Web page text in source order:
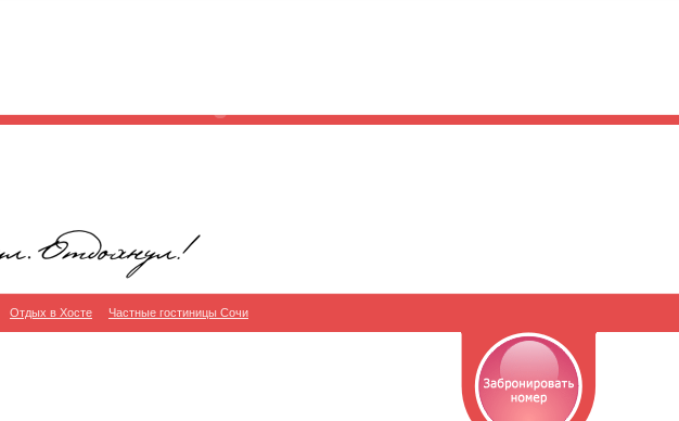
Отдых в Хосте Частные гостиницы Сочи